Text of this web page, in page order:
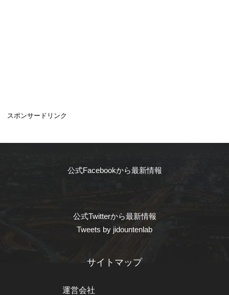
スポンサードリンク
公式Facebookから最新情報
公式Twitterから最新情報
Tweets by jidountenlab
サイトマップ
運営会社